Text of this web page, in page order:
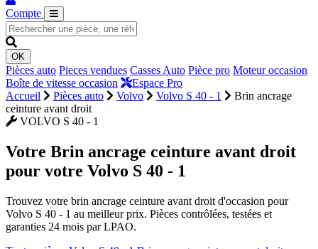
Compte
OK
Pièces auto Pieces vendues Casses Auto Pièce pro Moteur occasion
Boîte de vitesse occasion
Espace Pro
Accueil
Pièces auto Volvo Volvo S 40 - 1
Brin ancrage
ceinture avant droit
VOLVO S 40 - 1
Votre Brin ancrage ceinture avant droit
pour votre Volvo S 40 - 1
Trouvez votre brin ancrage ceinture avant droit d'occasion pour
Volvo S 40 - 1 au meilleur prix. Pièces contrôlées, testées et
garanties 24 mois par LPAO.